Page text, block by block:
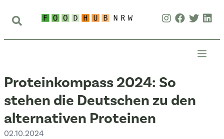
Proteinkompass 2024: So
stehen die Deutschen zu den
alternativen Proteinen
02.10.2024